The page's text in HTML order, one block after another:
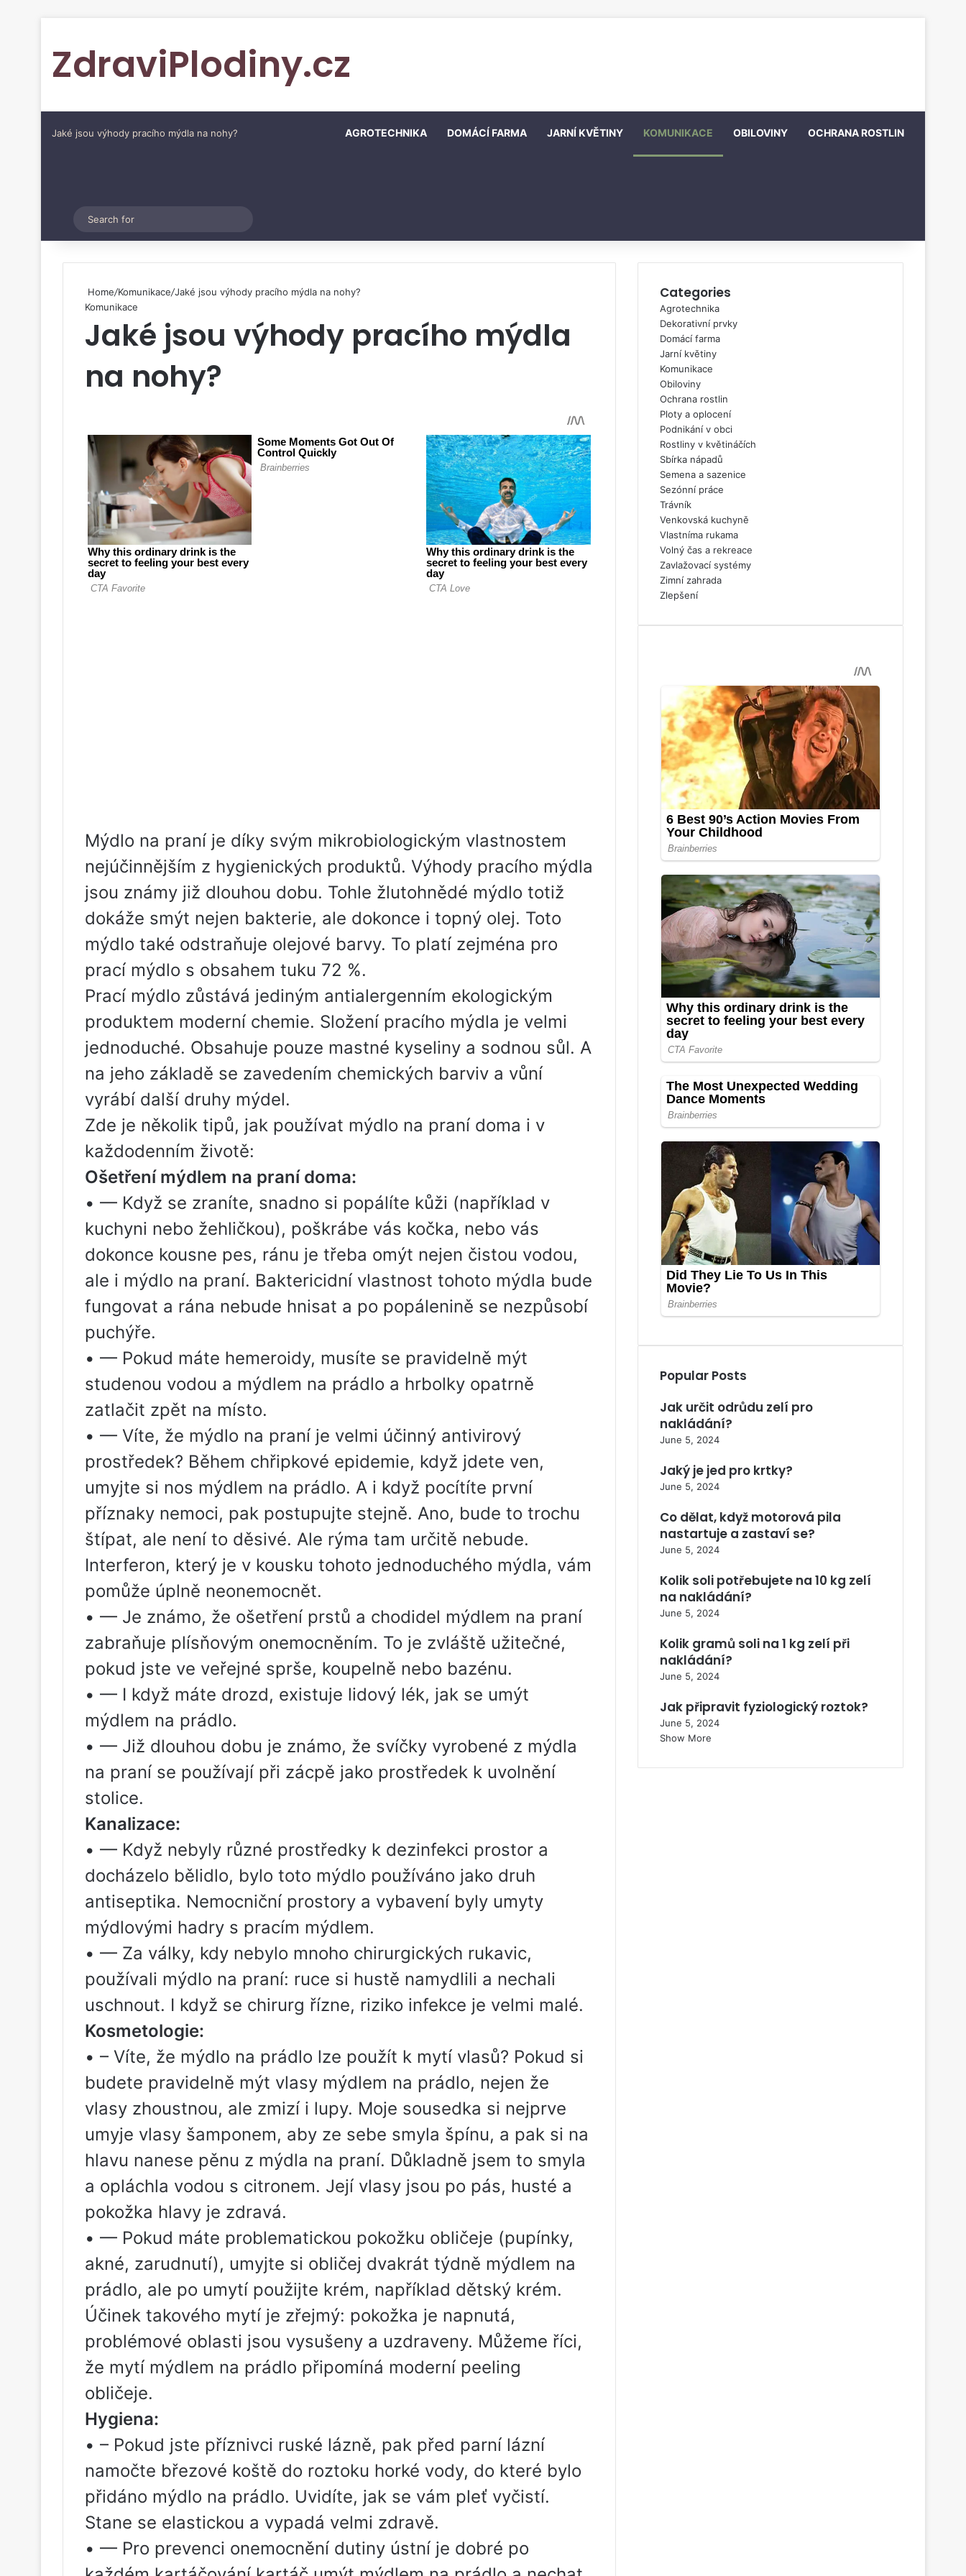
ZdraviPlodiny.cz
Jaké jsou výhody pracího mýdla na nohy? AGROTECHNIKA DOMÁCÍ FARMA JARNÍ KVĚTINY KOMUNIKACE OBILOVINY OCHRANA ROSTLIN
Switch skin
for
Home/Komunikace/Jaké jsou výhody pracího mýdla na nohy?
Komunikace
Jaké jsou výhody pracího mýdla
na nohy?
Mýdlo na praní je díky svým mikrobiologickým vlastnostem
nejúčinnějším z hygienických produktů. Výhody pracího mýdla
jsou známy již dlouhou dobu. Tohle žlutohnědé mýdlo totiž
dokáže smýt nejen bakterie, ale dokonce i topný olej. Toto
mýdlo také odstraňuje olejové barvy. To platí zejména pro
prací mýdlo s obsahem tuku 72 %.
Prací mýdlo zůstává jediným antialergenním ekologickým
produktem moderní chemie. Složení pracího mýdla je velmi
jednoduché. Obsahuje pouze mastné kyseliny a sodnou sůl. A
na jeho základě se zavedením chemických barviv a vůní
vyrábí další druhy mýdel.
Zde je několik tipů, jak používat mýdlo na praní doma i v
každodenním životě:
Ošetření mýdlem na praní doma:
• — Když se zraníte, snadno si popálíte kůži (například v
kuchyni nebo žehličkou), poškrábe vás kočka, nebo vás
dokonce kousne pes, ránu je třeba omýt nejen čistou vodou,
ale i mýdlo na praní. Baktericidní vlastnost tohoto mýdla bude
fungovat a rána nebude hnisat a po popálenině se nezpůsobí
puchýře.
• — Pokud máte hemeroidy, musíte se pravidelně mýt
studenou vodou a mýdlem na prádlo a hrbolky opatrně
zatlačit zpět na místo.
• — Víte, že mýdlo na praní je velmi účinný antivirový
prostředek? Během chřipkové epidemie, když jdete ven,
umyjte si nos mýdlem na prádlo. A i když pocítíte první
příznaky nemoci, pak postupujte stejně. Ano, bude to trochu
štípat, ale není to děsivé. Ale rýma tam určitě nebude.
Interferon, který je v kousku tohoto jednoduchého mýdla, vám
pomůže úplně neonemocnět.
• — Je známo, že ošetření prstů a chodidel mýdlem na praní
zabraňuje plísňovým onemocněním. To je zvláště užitečné,
pokud jste ve veřejné sprše, koupelně nebo bazénu.
• — I když máte drozd, existuje lidový lék, jak se umýt
mýdlem na prádlo.
• — Již dlouhou dobu je známo, že svíčky vyrobené z mýdla
na praní se používají při zácpě jako prostředek k uvolnění
stolice.
Kanalizace:
• — Když nebyly různé prostředky k dezinfekci prostor a
docházelo bělidlo, bylo toto mýdlo používáno jako druh
antiseptika. Nemocniční prostory a vybavení byly umyty
mýdlovými hadry s pracím mýdlem.
• — Za války, kdy nebylo mnoho chirurgických rukavic,
používali mýdlo na praní: ruce si hustě namydlili a nechali
uschnout. I když se chirurg řízne, riziko infekce je velmi malé.
Kosmetologie:
• – Víte, že mýdlo na prádlo lze použít k mytí vlasů? Pokud si
budete pravidelně mýt vlasy mýdlem na prádlo, nejen že
vlasy zhoustnou, ale zmizí i lupy. Moje sousedka si nejprve
umyje vlasy šamponem, aby ze sebe smyla špínu, a pak si na
hlavu nanese pěnu z mýdla na praní. Důkladně jsem to smyla
a opláchla vodou s citronem. Její vlasy jsou po pás, husté a
pokožka hlavy je zdravá.
• — Pokud máte problematickou pokožku obličeje (pupínky,
akné, zarudnutí), umyjte si obličej dvakrát týdně mýdlem na
prádlo, ale po umytí použijte krém, například dětský krém.
Účinek takového mytí je zřejmý: pokožka je napnutá,
problémové oblasti jsou vysušeny a uzdraveny. Můžeme říci,
že mytí mýdlem na prádlo připomíná moderní peeling
obličeje.
Hygiena:
• – Pokud jste příznivci ruské lázně, pak před parní lázní
namočte březové koště do roztoku horké vody, do které bylo
přidáno mýdlo na prádlo. Uvidíte, jak se vám pleť vyčistí.
Stane se elastickou a vypadá velmi zdravě.
• — Pro prevenci onemocnění dutiny ústní je dobré po
Categories
Agrotechnika
Dekorativní prvky
Domácí farma
Jarní květiny
Komunikace
Obiloviny
Ochrana rostlin
Ploty a oplocení
Podnikání v obci
Rostliny v květináčích
Sbírka nápadů
Semena a sazenice
Sezónní práce
Trávník
Venkovská kuchyně
Vlastníma rukama
Volný čas a rekreace
Zavlažovací systémy
Zimní zahrada
Zlepšení
Popular Posts
Jak určit odrůdu zelí pro
nakládání?
June 5, 2024
Jaký je jed pro krtky?
June 5, 2024
Co dělat, když motorová pila
nastartuje a zastaví se?
June 5, 2024
Kolik soli potřebujete na 10 kg zelí
na nakládání?
June 5, 2024
Kolik gramů soli na 1 kg zelí při
nakládání?
June 5, 2024
Jak připravit fyziologický roztok?
June 5, 2024
Show More